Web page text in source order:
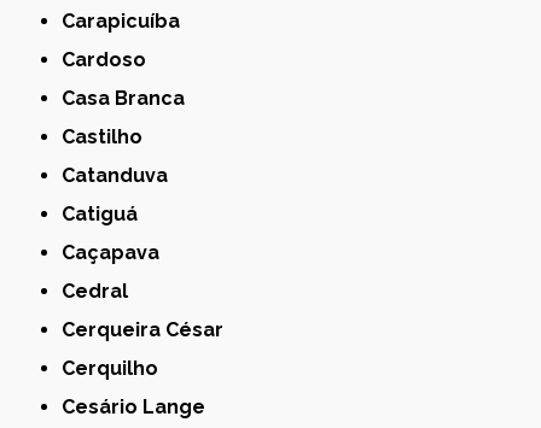
Carapicuíba
Cardoso
Casa Branca
Castilho
Catanduva
Catiguá
Caçapava
Cedral
Cerqueira César
Cerquilho
Cesário Lange